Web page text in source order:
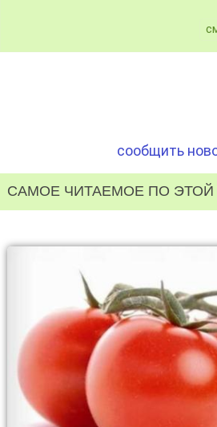
сообщить
САМОЕ ЧИТАЕМОЕ ПО ЭТОЙ